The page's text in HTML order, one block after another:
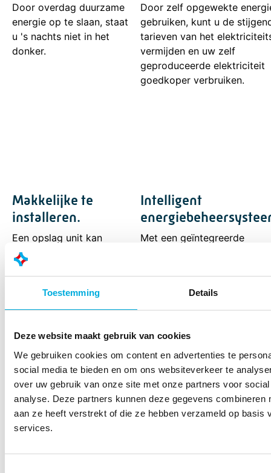
Toestemming Details
Deze website maakt gebruik van cookies
We gebruiken cookies om content en advertenties te
social media te bieden en om ons websiteverkeer te
over uw gebruik van onze site met onze partners voor
analyse. Deze partners kunnen deze gegevens combineren
aan ze heeft verstrekt of die ze hebben verzameld op basis
services.
Door overdag duurzame
energie op te slaan, staat
u 's nachts niet in het
donker.
Door zelf opgewekte
gebruiken, kunt u de
tarieven van het
vermijden en uw zelf
geproduceerde elektriciteit
goedkoper verbruiken.
Makkelijke te
installeren.
Een opslag unit kan
direct worden
geïnstalleerd met behulp
functie in
overeenstemming met de
voedingsaansluiting.
Alles-in-één, AC-
gekoppelde oplossing en
cloudconnectiviteit.
Intelligent
Met een geïntegreerde
worden geregeld.